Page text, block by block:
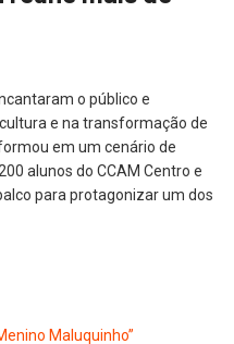
o público e
e na transformação de
em um cenário de
alunos do CCAM Centro e
para protagonizar um dos